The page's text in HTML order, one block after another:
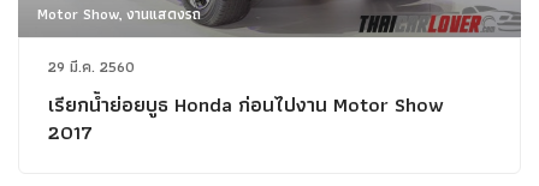
Motor Show, งานแสดงรถ
29 มี.ค. 2560
เรียกน้ำย่อยบูธ Honda ก่อนไปงาน Motor Show
2017